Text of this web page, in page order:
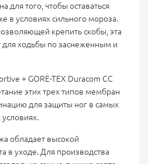
для того, чтобы оставаться
в условиях сильного мороза.
крепить скобы, эта
ходьбы по заснеженным и
+ GORE-TEX Duracom CC
этих трех типов мембран
для защиты ног в самых
обладает высокой
в уходе. Для производства